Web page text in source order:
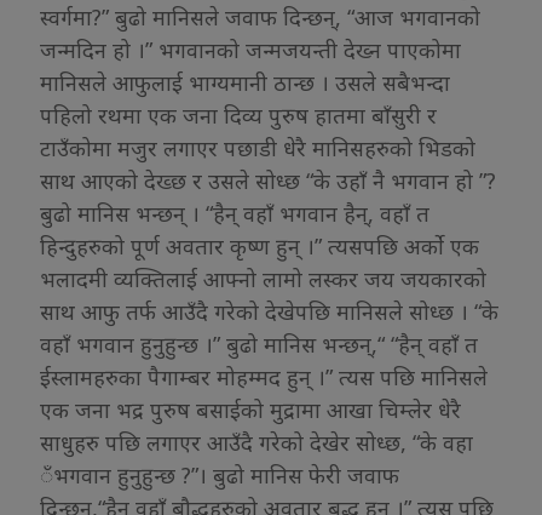
स्वर्गमा?” बुढो मानिसले जवाफ दिन्छन्, “आज भगवानको
जन्मदिन हो ।” भगवानको जन्मजयन्ती देख्न पाएकोमा
मानिसले आफुलाई भाग्यमानी ठान्छ । उसले सबैभन्दा
पहिलो रथमा एक जना दिव्य पुरुष हातमा बाँसुरी र
टाउँकोमा मजुर लगाएर पछाडी धेरै मानिसहरुको भिडको
साथ आएको देख्छ र उसले सोध्छ “के उहाँ नै भगवान हो ”?
बुढो मानिस भन्छन् । “हैन् वहाँ भगवान हैन्, वहाँ त
हिन्दुहरुको पूर्ण अवतार कृष्ण हुन् ।” त्यसपछि अर्को एक
भलादमी व्यक्तिलाई आफ्नो लामो लस्कर जय जयकारको
साथ आफु तर्फ आउँदै गरेको देखेपछि मानिसले सोध्छ । “के
वहाँ भगवान हुनुहुन्छ ।” बुढो मानिस भन्छन्,“ “हैन् वहाँ त
ईस्लामहरुका पैगाम्बर मोहम्मद हुन् ।” त्यस पछि मानिसले
एक जना भद्र पुरुष बसाईको मुद्रामा आखा चिम्लेर धेरै
साधुहरु पछि लगाएर आउँदै गरेको देखेर सोध्छ, “के वहा
ँभगवान हुनुहुन्छ ?”। बुढो मानिस फेरी जवाफ
दिन्छन,“हैन वहाँ बौद्धहरुको अवतार बुद्ध हुन् ।” त्यस पछि